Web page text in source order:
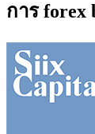
การ forex